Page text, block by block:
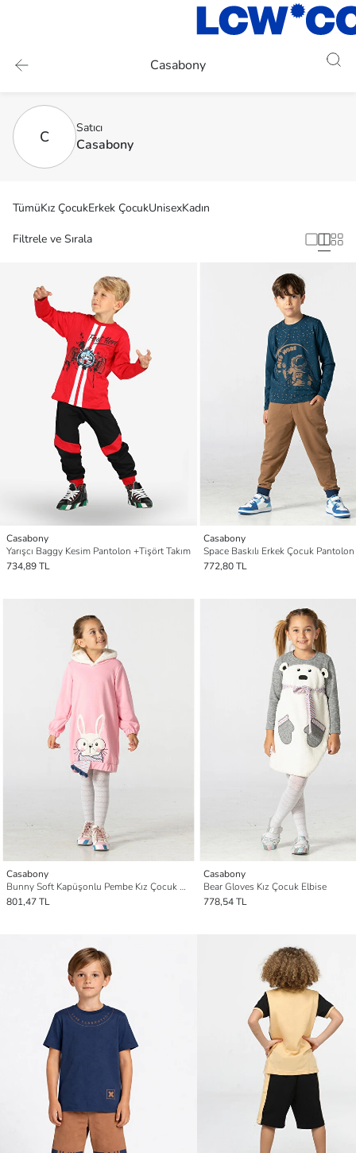
Casabony
C Satıcı
Casabony
TümüKız ÇocukErkek ÇocukUnisexKadın
Filtrele ve Sırala
Casabony
Yarışcı Baggy Kesim Pantolon +Tişört Takım
734,89 TL
Casabony
Space Baskılı Erkek Çocuk Pantolon
772,80 TL
Casabony
Bunny Soft Kapüşonlu Pembe Kız Çocuk Elbise
801,47 TL
Casabony
Bear Gloves Kız Çocuk Elbise
778,54 TL